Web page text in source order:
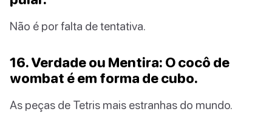
Não é por falta de tentativa.
16. Verdade ou Mentira: O cocô de
wombat é em forma de cubo.
As peças de Tetris mais estranhas do mundo.